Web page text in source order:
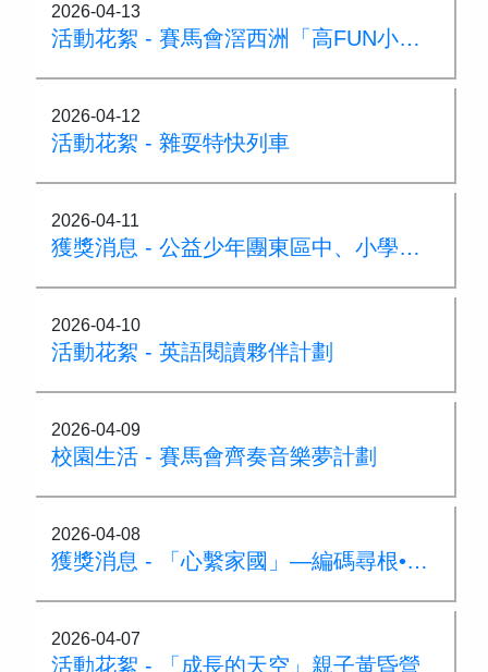
2026-04-13
活動花絮 - 賽馬會滘西洲「高FUN小球手」
2026-04-12
活動花絮 - 雜耍特快列車
2026-04-11
獲獎消息 - 公益少年團東區中、小學堆沙大賽
2026-04-10
活動花絮 - 英語閱讀夥伴計劃
2026-04-09
校園生活 - 賽馬會齊奏音樂夢計劃
2026-04-08
獲獎消息 - 「心繫家國」—編碼尋根•文化傳承—微信小程序設計比賽
2026-04-07
活動花絮 - 「成長的天空」親子黃昏營